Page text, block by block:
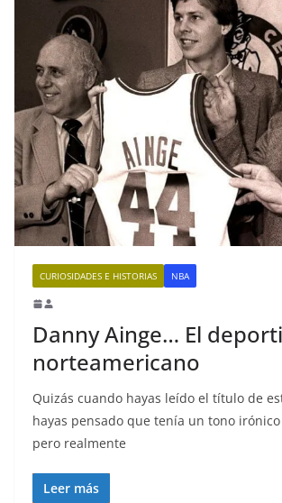
CURIOSIDADES E HISTORIAS NBA
Danny Ainge… El
norteamericano
Quizás cuando hayas leído el título de
hayas pensado que tenía un tono
pero realmente
Leer más